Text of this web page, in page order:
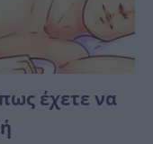
έχετε να